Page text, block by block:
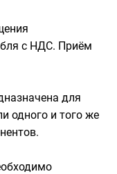
с НДС. Приём
для
одного и того же